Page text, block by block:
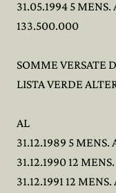
31.05.1994 5
133.500.000
SOMME VERSATE
LISTA VERDE
AL
31.12.1989 5
31.12.1990 12
31.12.1991 12